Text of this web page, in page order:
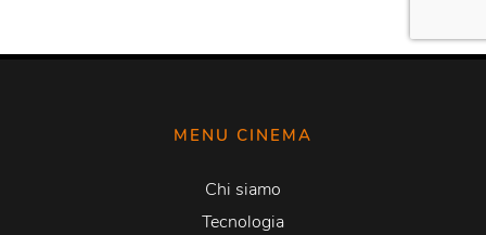
MENU CINEMA
Chi siamo
Tecnologia